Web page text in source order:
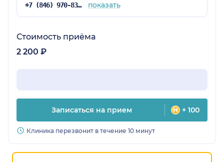
+7 (846) 970-83-45 показать
Стоимость приёма
2 200 ₽
Записаться на прием + 100
Клиника перезвонит в течение 10 минут